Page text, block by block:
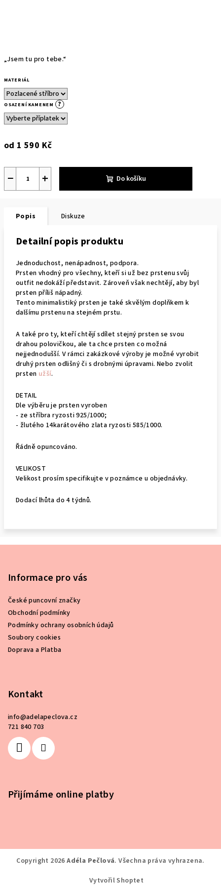
„Jsem tu pro tebe.“
MATERIÁL
OSAZENÍ KAMENEM ?
od 1 590 Kč
+
− Do košíku
Popis Diskuze
Detailní popis produktu
Jednoduchost, nenápadnost, podpora.
Prsten vhodný pro všechny, kteří si už bez prstenu svůj
outfit nedokáží představit. Zároveň však nechtějí, aby byl
prsten příliš nápadný.
Tento minimalistiký prsten je také skvělým doplňkem k
dalšímu prstenu na stejném prstu.
A také pro ty, kteří chtějí sdílet stejný prsten se svou
drahou polovičkou, ale ta chce prsten co možná
nejjednodušší. V rámci zakázkové výroby je možné vyrobit
druhý prsten odlišný či s drobnými úpravami. Nebo zvolit
prsten užší.
DETAIL
Dle výběru je prsten vyroben
- ze stříbra ryzosti 925/1000;
- žlutého 14karátového zlata ryzosti 585/1000.
Řádně opuncováno.
VELIKOST
Velikost prosím specifikujte v poznámce u objednávky.
Dodací lhůta do 4 týdnů.
Informace pro vás
České puncovní značky
Obchodní podmínky
Podmínky ochrany osobních údajů
Soubory cookies
Doprava a Platba
Kontakt
info@adelapeclova.cz
721 840 703
Přijímáme online platby
Copyright 2026Adéla Pečlová. Všechna práva vyhrazena.
Vytvořil Shoptet